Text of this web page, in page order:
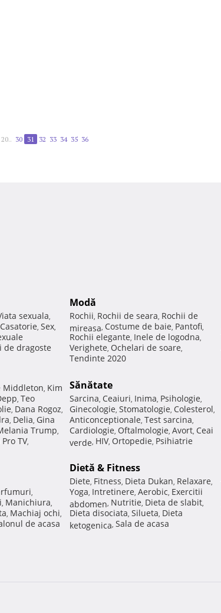
20.. 30 31 32 33 34 35 36
sexuala,
Casatorie, Sex,
de dragoste
Middleton, Kim
, Teo
, Dana Rogoz,
, Delia, Gina
Trump,
TV,
,
, Manichiura,
, Machiaj ochi,
de acasa
Modă
Rochii, Rochii de seara, Rochii de
mireasa, Costume de baie, Pantofi,
Rochii elegante, Inele de logodna,
Verighete, Ochelari de soare,
Tendinte 2020
Sănătate
Sarcina, Ceaiuri, Inima, Psihologie,
Ginecologie, Stomatologie, Colesterol,
Anticonceptionale, Test sarcina,
Cardiologie, Oftalmologie, Avort, Ceai
verde, HIV, Ortopedie, Psihiatrie
Dietă & Fitness
Diete, Fitness, Dieta Dukan, Relaxare,
Yoga, Intretinere, Aerobic, Exercitii
abdomen, Nutritie, Dieta de slabit,
Dieta disociata, Silueta, Dieta
ketogenica, Sala de acasa